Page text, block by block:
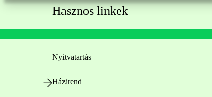
Hasznos linkek
Nyitvatartás
Házirend